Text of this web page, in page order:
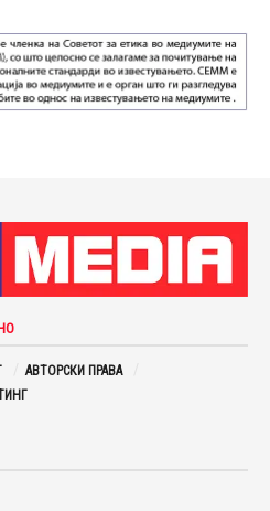
АВТОРСКИ ПРАВА